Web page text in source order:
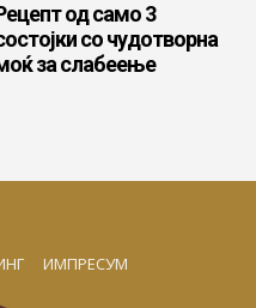
од само 3
со чудотворна
за слабеење
ИМПРЕСУМ